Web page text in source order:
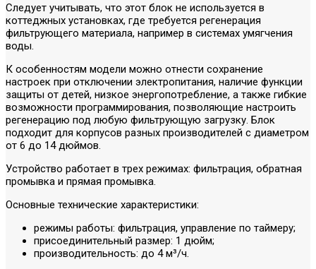
Следует учитывать, что этот блок не используется в
коттеджных установках, где требуется регенерация
фильтрующего материала, например в системах умягчения
воды.
К особенностям модели можно отнести сохранение
настроек при отключении электропитания, наличие функции
защиты от детей, низкое энергопотребление, а также гибкие
возможности программирования, позволяющие настроить
регенерацию под любую фильтрующую загрузку. Блок
подходит для корпусов разных производителей с диаметром
от 6 до 14 дюймов.
Устройство работает в трех режимах: фильтрация, обратная
промывка и прямая промывка.
Основные технические характеристики:
режимы работы: фильтрация, управление по таймеру;
присоединительный размер: 1 дюйм;
производительность: до 4 м³/ч.